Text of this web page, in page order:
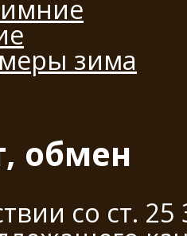
зима
обмен
со ст.